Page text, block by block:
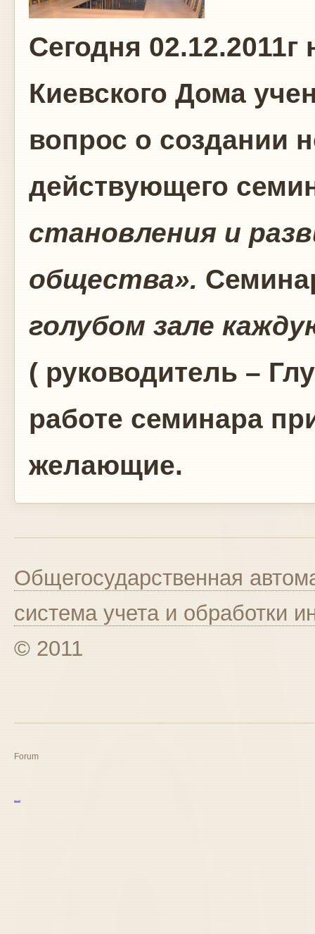
Сегодня
Киевского Дома
вопрос о создании
действующего
становления и
общества».
голубом зале
( руководитель –
работе семинара
желающие.
Общегосударственная
система учета и обработки
© 2011
Forum
курс excel